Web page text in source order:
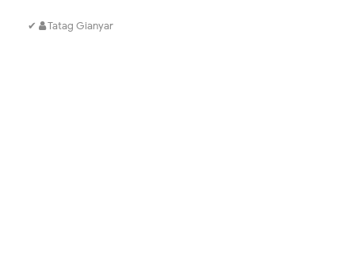
✔ Tatag Gianyar